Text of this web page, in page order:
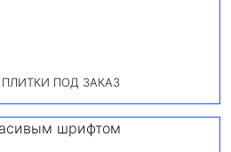
ПОД ЗАКАЗ